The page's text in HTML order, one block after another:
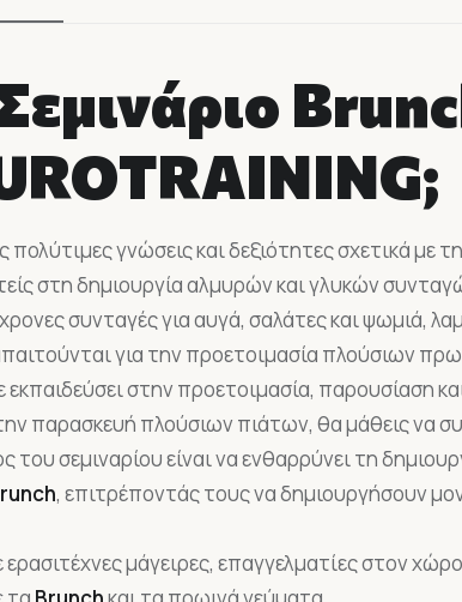
πολύτιμες γνώσεις και δεξιότητες σχετικά με
στη δημιουργία αλμυρών και γλυκών
συνταγές για αυγά, σαλάτες και ψωμιά,
για την προετοιμασία πλούσιων
εκπαιδεύσει στην προετοιμασία, παρουσίαση
παρασκευή πλούσιων πιάτων, θα μάθεις να
του σεμιναρίου είναι να ενθαρρύνει τη
, επιτρέποντάς τους να δημιουργήσουν
μάγειρες, επαγγελματίες στον